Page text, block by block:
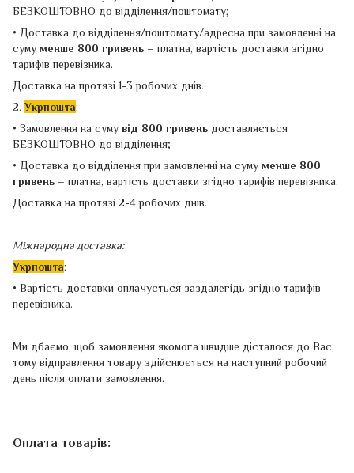
БЕЗКОШТОВНО до відділення/поштомату;
• Доставка до відділення/поштомату/адресна при замовленні на
суму менше 800 гривень –платна, вартість доставки згідно
тарифів перевізника.
Доставка на протязі 1-3 робочих днів.
2.Укрпошта:
• Замовлення на суму від 800 гривень доставляється
БЕЗКОШТОВНО до відділення;
• Доставка до відділення при замовленні на суму менше 800
гривень –платна, вартість доставки згідно тарифів перевізника.
Доставка на протязі 2-4 робочих днів.
Міжнародна доставка:
Укрпошта:
• Вартість доставки оплачується заздалегідь згідно тарифів
перевізника.
Ми дбаємо, щоб замовлення якомога швидше дісталося до Вас,
тому відправлення товару здійснюється на наступний робочий
день після оплати замовлення.
Оплата товарів: